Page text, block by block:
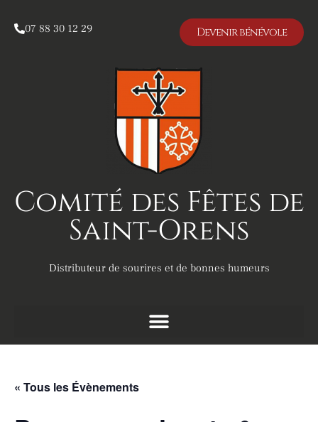
07 88 30 12 29 Devenir bénévole
Comité des Fêtes de
Saint-Orens
Distributeur de sourires et de bonnes humeurs
« Tous les Évènements